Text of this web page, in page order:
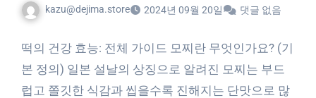
kazu@dejima.store 2024년 09월 20일 댓글 없음
떡의 건강 효능: 전체 가이드 모찌란 무엇인가요? (기
본 정의) 일본 설날의 상징으로 알려진 모찌는 부드
럽고 쫄깃한 식감과 씹을수록 진해지는 단맛으로 많